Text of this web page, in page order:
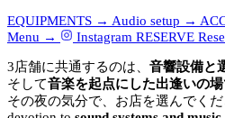
EQUIPMENTS → Audio setup →
Menu →
Instagram RESERVE
3店舗に共通するのは、 音響設備と
そして音楽を起点にした出逢いの
その夜の気分で、お店を選んでくだ